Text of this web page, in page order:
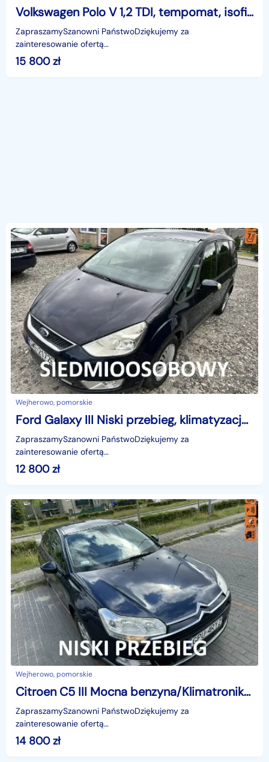
Volkswagen Polo V 1,2 TDI, tempomat, isofix, niski przebieg, klimatyzacja, import
ZapraszamySzanowni PaństwoDziękujemy za
zainteresowanie ofertą
AutazEuropejskichSalonow.pl.czynne:pn-pt 9-18.sob 10-15.
Parkuje w Wejherowo,ul. Orzeszkowej 10,
15 800zł
Wejherowo, pomorskie
Ford Galaxy III Niski przebieg, klimatyzacja, hak,7 miejsc, podgrzewana szyba, Sony
ZapraszamySzanowni PaństwoDziękujemy za
zainteresowanie ofertą
AutazEuropejskichSalonow.pl.czynne:pn-pt 9-18.sob 10-15.
Parkuje w Wejherowo,ul. Orzeszkowej 10,
12 800zł
Wejherowo, pomorskie
Citroen C5 III Mocna benzyna/Klimatronik*/Nawigacja/Parktronik/Niski przebieg/Isofi
ZapraszamySzanowni PaństwoDziękujemy za
zainteresowanie ofertą
AutazEuropejskichSalonow.pl.czynne:pn-pt 9-18.sob 10-15.
Parkuje w Wejherowo,ul. Orzeszkowej 10,
14 800zł